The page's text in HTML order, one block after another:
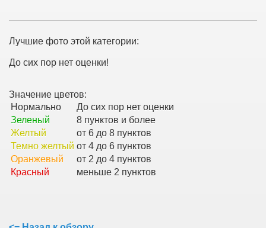
Лучшие фото этой категории:
До сих пор нет оценки!
Значение цветов:
Нормально
До сих пор нет оценки
Зеленый
8 пунктов и более
Желтый
от 6 до 8 пунктов
Темно желтый от 4 до 6 пунктов
Оранжевый
от 2 до 4 пунктов
Красный
меньше 2 пунктов